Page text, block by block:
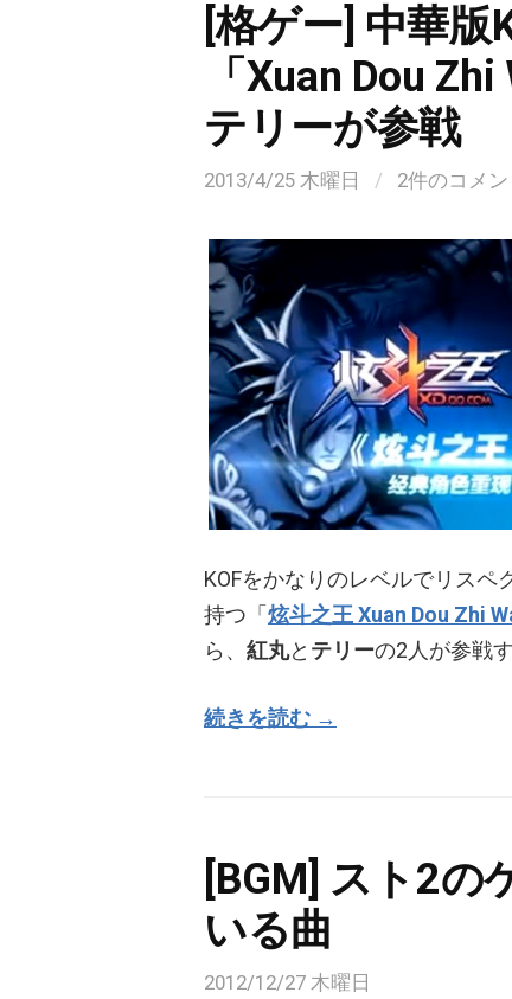
[格ゲー] 中華版
「Xuan Dou
テリーが参戦
2013/4/25 木曜日 / 2件のコメン
KOFをかなりのレベルでリスペ
持つ「 炫斗之王 Xuan Dou Zhi
ら、 紅丸と テリーの2人が参戦
続きを読む →
[BGM] スト2
いる曲
2012/12/27 木曜日